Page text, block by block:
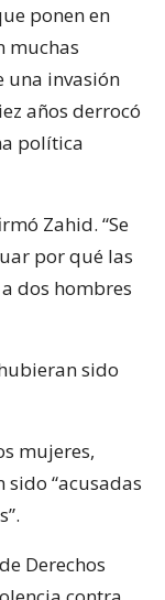
ponen en
muchas
una invasión
años derrocó
política
Zahid. “Se
por qué las
dos hombres
sido
mujeres,
“acusadas
Derechos